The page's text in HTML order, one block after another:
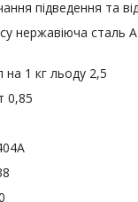
підведення та
нержавіюча сталь
1 кг льоду 2,5
0,85